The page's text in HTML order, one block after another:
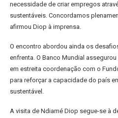
necessidade de criar empregos
sustentáveis. Concordamos
afirmou Diop à imprensa.
O encontro abordou ainda os
enfrenta. O Banco Mundial
em estreita coordenação com o
para reforçar a capacidade do país
sustentável.
A visita de Ndiamé Diop segue-se à